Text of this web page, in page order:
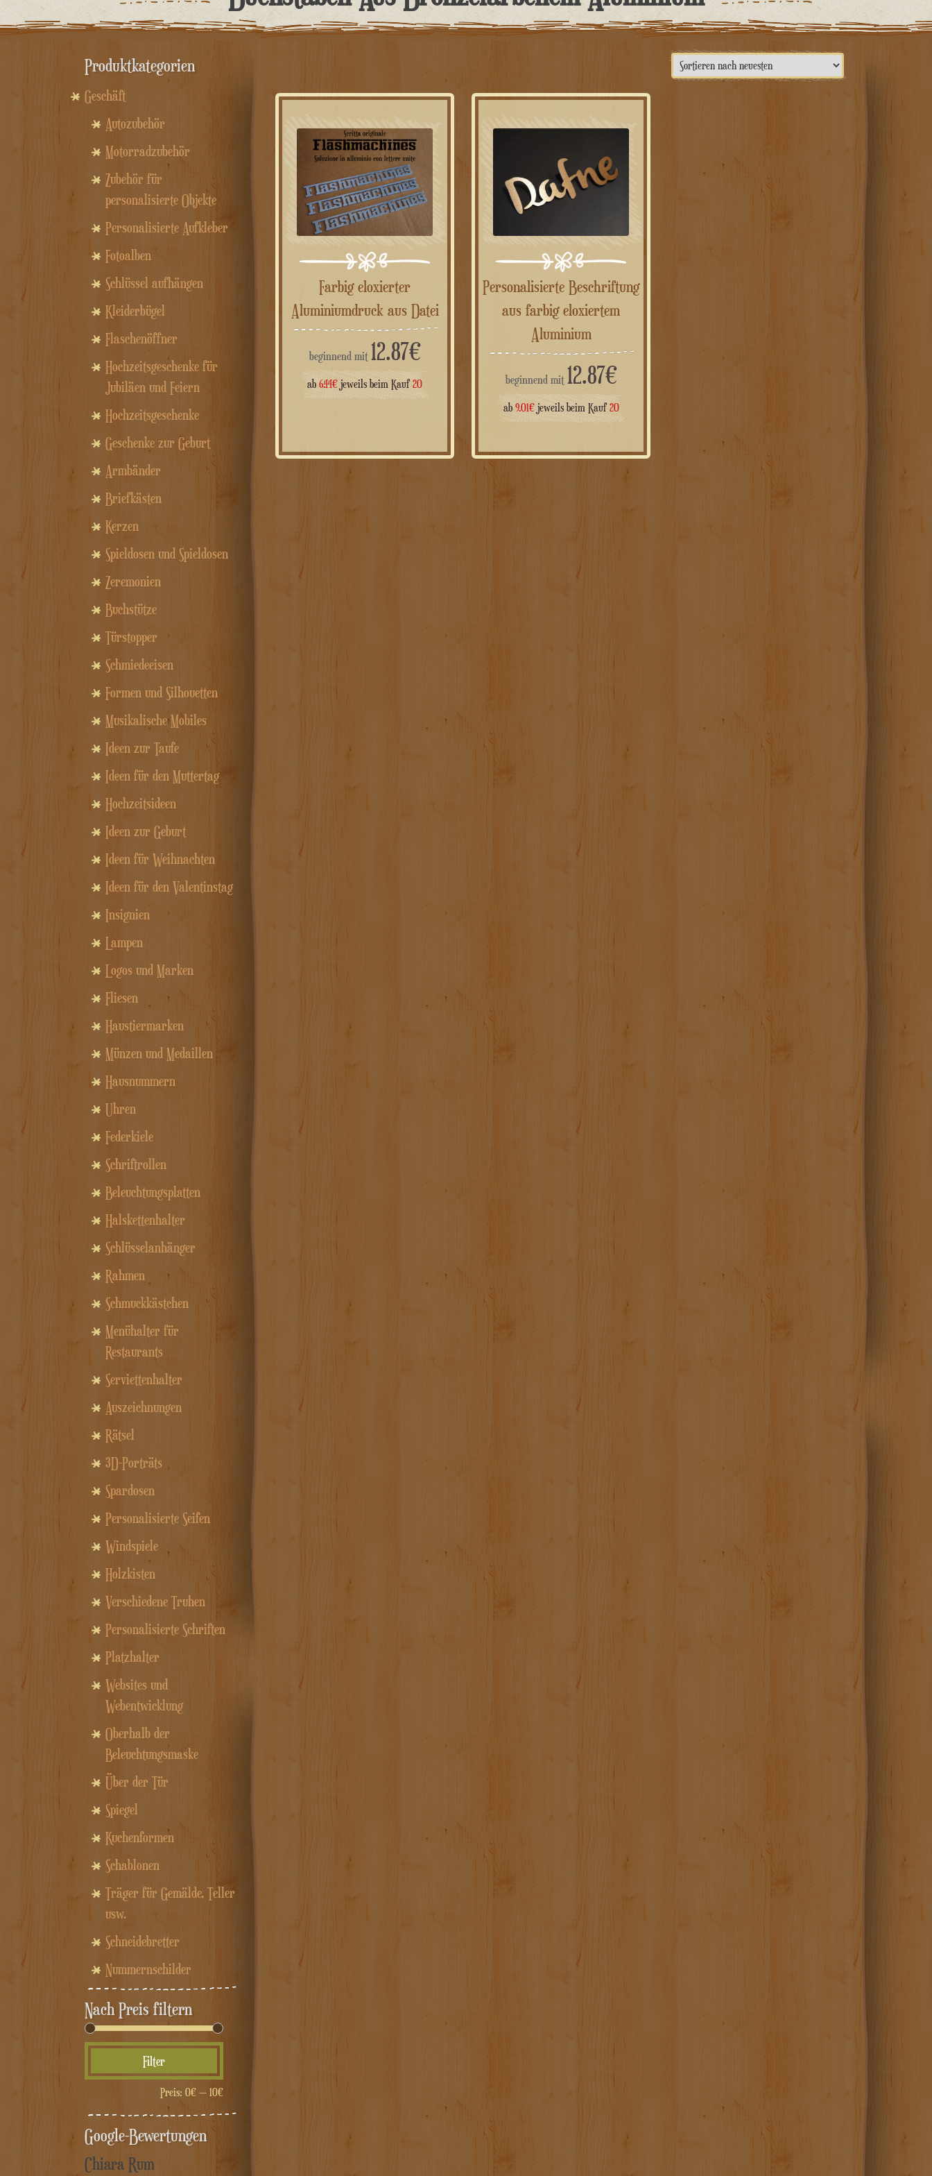
Farbig eloxierter
Aluminiumdruck aus Datei
beginnend mit 12.87€
ab6.44€ jeweils beim Kauf20
Personalisierte Beschriftung
aus farbig eloxiertem
Aluminium
beginnend mit 12.87€
ab 9.01€jeweils beim Kauf20
Produktkategorien
Geschäft
Autozubehör
Motorradzubehör
Zubehör für
personalisierte Objekte
Personalisierte Aufkleber
Fotoalben
Schlüssel aufhängen
Kleiderbügel
Flaschenöffner
Hochzeitsgeschenke für
Jubiläen und Feiern
Hochzeitsgeschenke
Geschenke zur Geburt
Armbänder
Briefkästen
Kerzen
Spieldosen und Spieldosen
Zeremonien
Buchstütze
Türstopper
Schmiedeeisen
Formen und Silhouetten
Musikalische Mobiles
Ideen zur Taufe
Ideen für den Muttertag
Hochzeitsideen
Ideen zur Geburt
Ideen für Weihnachten
Ideen für den Valentinstag
Insignien
Lampen
Logos und Marken
Fliesen
Haustiermarken
Münzen und Medaillen
Hausnummern
Uhren
Federkiele
Schriftrollen
Beleuchtungsplatten
Halskettenhalter
Schlüsselanhänger
Rahmen
Schmuckkästchen
Menühalter für
Restaurants
Serviettenhalter
Auszeichnungen
Rätsel
3D-Porträts
Spardosen
Personalisierte Seifen
Windspiele
Holzkisten
Verschiedene Truhen
Personalisierte Schriften
Platzhalter
Websites und
Webentwicklung
Oberhalb der
Beleuchtungsmaske
Über der Tür
Spiegel
Kuchenformen
Schablonen
Träger für Gemälde, Teller
usw.
Schneidebretter
Nummernschilder
Nach Preis filtern
Preis
Preis
Filter
Preis: 0€ — 10€
Google-Bewertungen
Chiara Rum